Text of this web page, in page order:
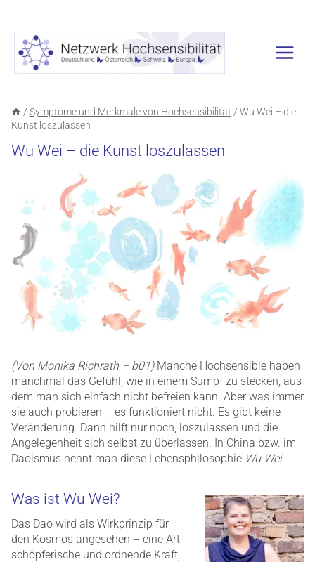
springen
/ Symptome und Merkmale von Hochsensibilität / Wu Wei – die
Kunst loszulassen
Wu Wei – die Kunst loszulassen
(Von Monika Richrath – b01)Manche Hochsensible haben
manchmal das Gefühl, wie in einem Sumpf zu stecken, aus
dem man sich einfach nicht befreien kann. Aber was immer
sie auch probieren – es funktioniert nicht. Es gibt keine
Veränderung. Dann hilft nur noch, loszulassen und die
Angelegenheit sich selbst zu überlassen. In China bzw. im
Daoismus nennt man diese Lebensphilosophie Wu Wei.
Was ist Wu Wei?
Das Dao wird als Wirkprinzip für
den Kosmos angesehen – eine Art
schöpferische und ordnende Kraft,